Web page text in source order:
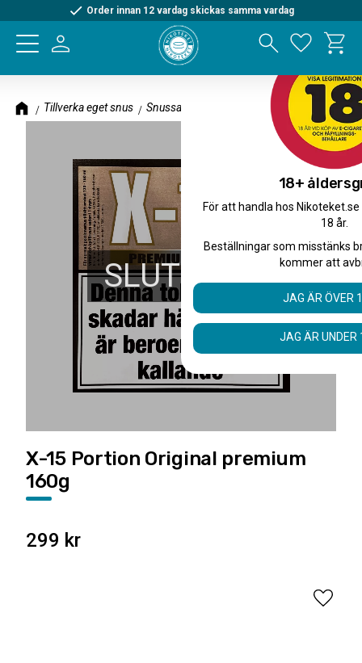
Meny
Order innan 12 vardag skickas samma vardag
Tillverka eget snus Snussatser
SLUTSÅLD
X-15 Portion Original premium
160g
299 kr
Lägg
18+
För att handla hos
18 år.
Beställningar som misstänks
kommer att
JAG ÄR ÖVER
JAG ÄR UNDER